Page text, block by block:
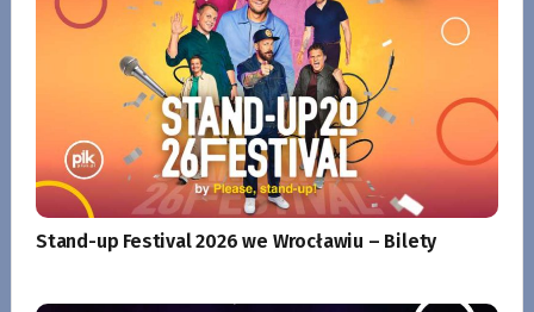
Stand-up Festival 2026 we Wrocławiu – Bilety